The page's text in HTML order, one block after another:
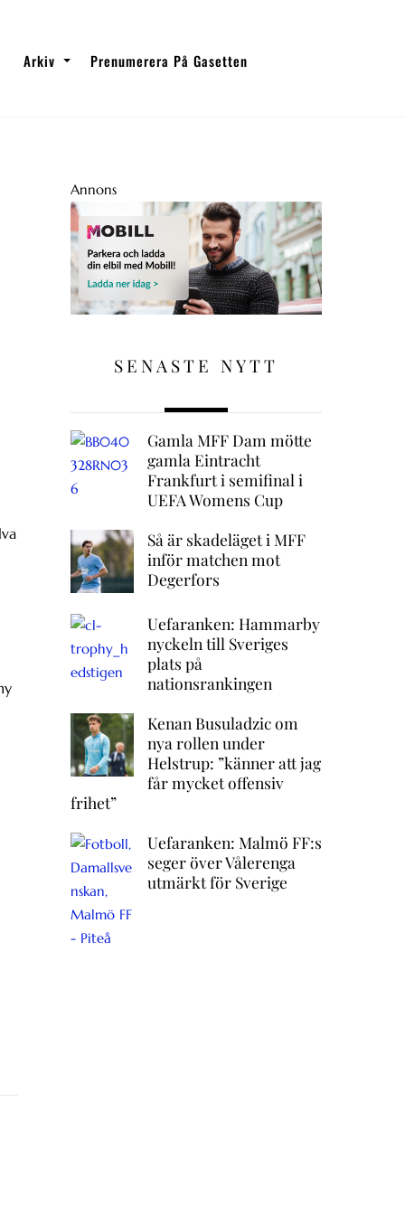
Arkiv Prenumerera På Gasetten
Annons
SENASTE NYTT
Gamla MFF Dam mötte
gamla Eintracht
Frankfurt i semifinal i
UEFA Womens Cup
Så är skadeläget i MFF
inför matchen mot
Degerfors
Uefaranken: Hammarby
nyckeln till Sveriges
plats på
nationsrankingen
Kenan Busuladzic om
nya rollen under
Helstrup: ”känner att jag
får mycket offensiv
frihet”
Uefaranken: Malmö FF:s
seger över Vålerenga
utmärkt för Sverige